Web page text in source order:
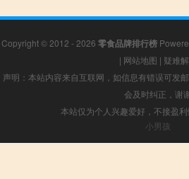
Copyright © 2012 - 2026 零食品牌排行榜
| 网站地图 | 疑难
声明：本站内容来自互联网，如信息有错误可发
会及时纠正，谢
本站仅为个人兴趣爱好，不接盈
小男孩